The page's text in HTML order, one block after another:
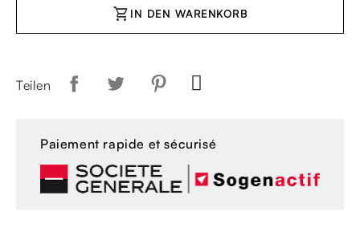
shopping_cart IN DEN WARENKORB
Teilen
Paiement rapide et sécurisé